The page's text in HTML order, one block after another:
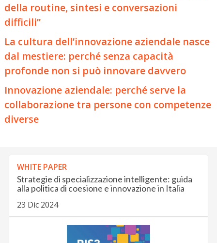
della routine, sintesi e conversazioni
difficili”
La cultura dell’innovazione aziendale nasce
dal mestiere: perché senza capacità
profonde non si può innovare davvero
Innovazione aziendale: perché serve la
collaborazione tra persone con competenze
diverse
WHITE PAPER
Strategie di specializzazione intelligente: guida
alla politica di coesione e innovazione in Italia
23 Dic 2024